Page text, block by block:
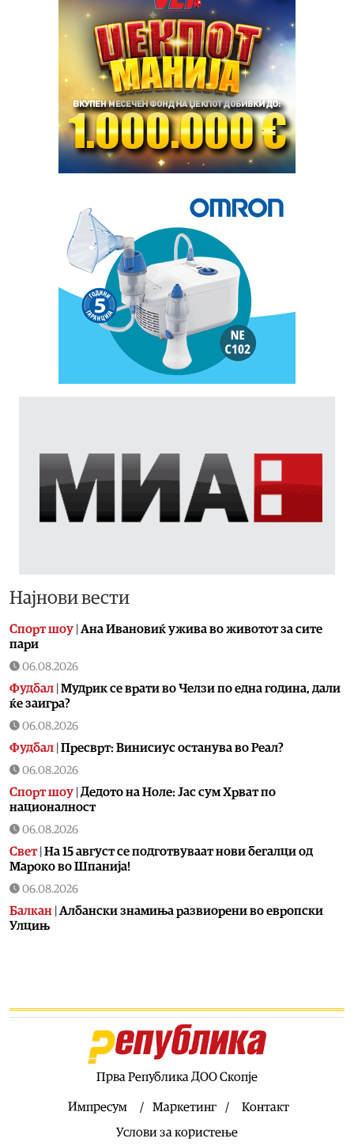
Најнови вести
Спорт шоу Aна Ивановиќ ужива во животот за сите
пари
06.08.2026
Фудбал Мудрик се врати во Челзи по една година, дали
ќе заигра?
06.08.2026
Фудбал Пресврт: Винисиус останува во Реал?
06.08.2026
Спорт шоу Дедото на Ноле: Јас сум Хрват по
националност
06.08.2026
Свет| На 15 август се подготвуваат нови бегалци од
Мароко во Шпанија!
06.08.2026
Балкан Албански знамиња развиорени во европски
Улцињ
06.08.2026
Помалку првачиња, помалку иднина:
Демографската криза веќе стигна до училишните
Први случаи на западнонилска треска во
со невроинвазивна форма
Прва Република ДОО Скопје
Импресум Маркетинг
Контакт
Услови за користење